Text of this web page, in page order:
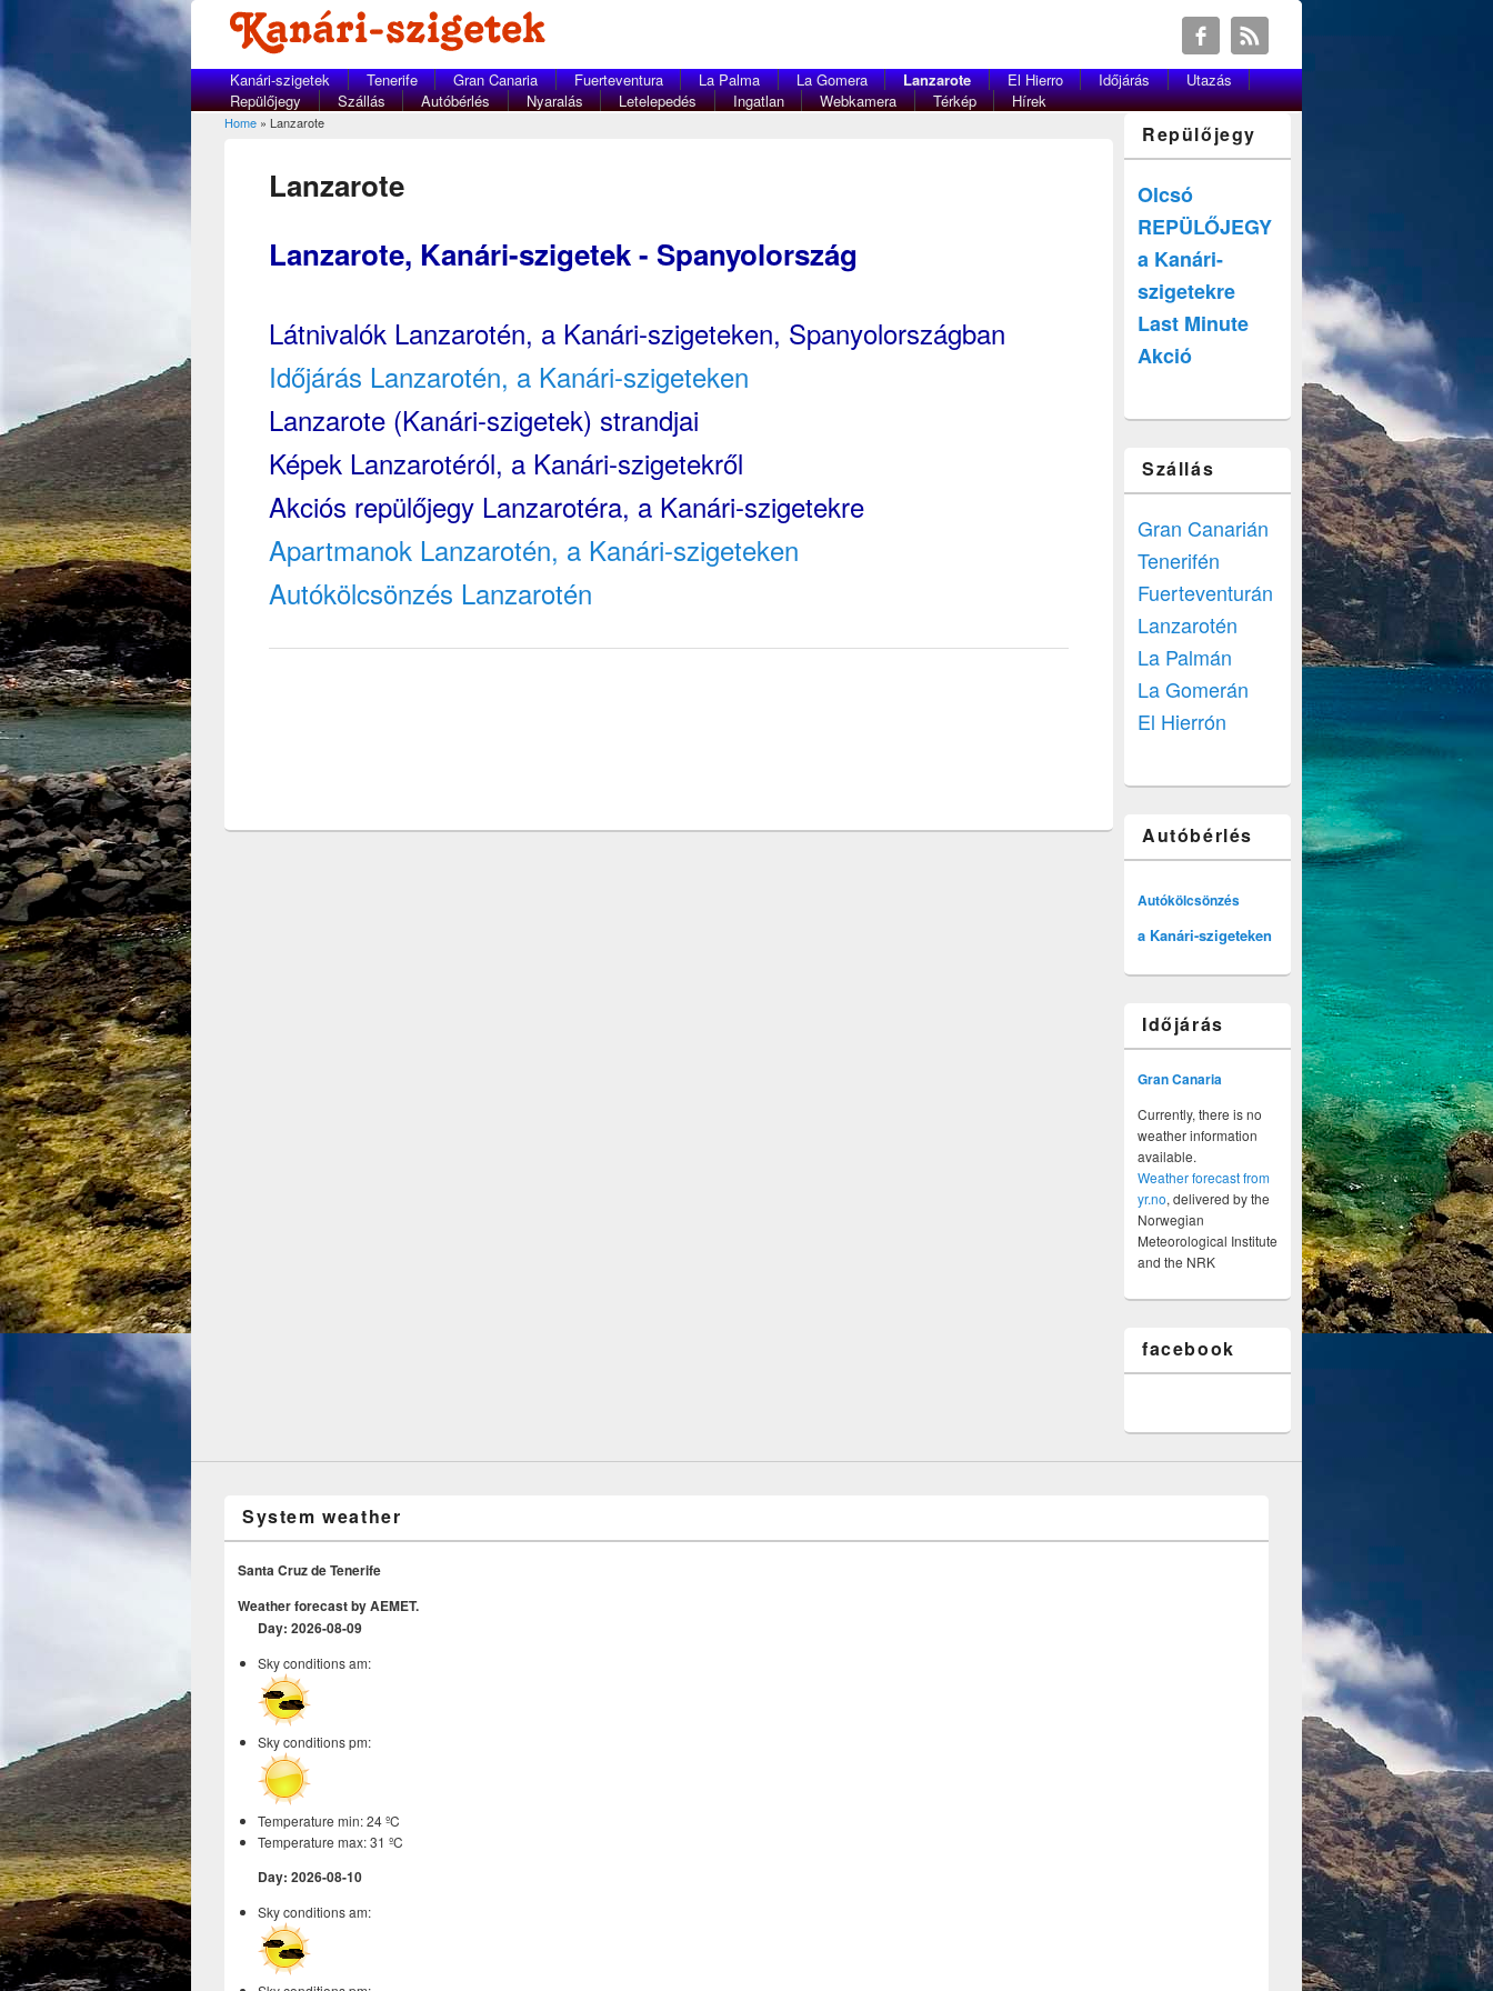
Kanári-szigetek Tenerife Gran Canaria Fuerteventura La Palma La Gomera Lanzarote El Hierro Időjárás
Utazás
Repülőjegy
Szállás Autóbérlés Nyaralás Letelepedés Ingatlan Webkamera Térkép Hírek
You are here
Home » Lanzarote
Lanzarote
Lanzarote, Kanári-szigetek - Spanyolország
Látnivalók Lanzarotén, a Kanári-szigeteken, Spanyolországban
Időjárás Lanzarotén, a Kanári-szigeteken
Lanzarote (Kanári-szigetek) strandjai
Képek Lanzarotéról, a Kanári-szigetekről
Akciós repülőjegy Lanzarotéra, a Kanári-szigetekre
Apartmanok Lanzarotén, a Kanári-szigeteken
Autókölcsönzés Lanzarotén
Repülőjegy
Olcsó
REPÜLŐJEGY
a Kanári-
szigetekre
Last Minute
Akció
Szállás
Gran Canarián
Tenerifén
Fuerteventurán
Lanzarotén
La Palmán
La Gomerán
El Hierrón
Autóbérlés
Autókölcsönzés
a Kanári-szigeteken
Időjárás
Gran Canaria
Currently, there is no
weather information
available.
Weather forecast from
yr.no, delivered by the
Norwegian
Meteorological Institute
and the NRK
facebook
System weather
Santa Cruz de Tenerife
Weather forecast by AEMET.
Day: 2026-08-09
Sky conditions am:
Sky conditions pm:
Temperature min: 24 ºC
Temperature max: 31 ºC
Day: 2026-08-10
Sky conditions am: